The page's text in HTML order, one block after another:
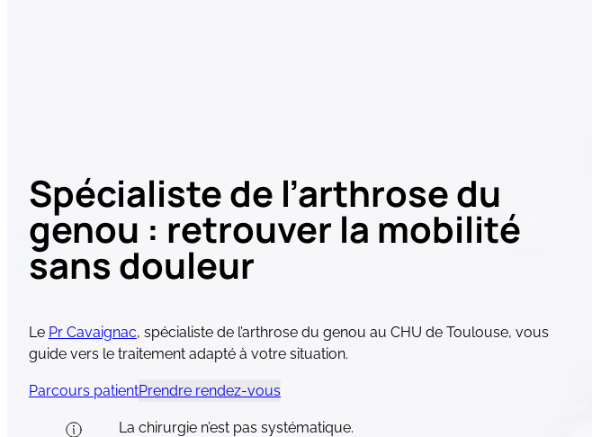
Spécialiste de l’arthrose du
genou : retrouver la mobilité
sans douleur
Le Pr Cavaignac, spécialiste de l’arthrose du genou au CHU de Toulouse, vous
guide vers le traitement adapté à votre situation.
Parcours patientPrendre rendez-vous
La chirurgie n’est pas systématique.